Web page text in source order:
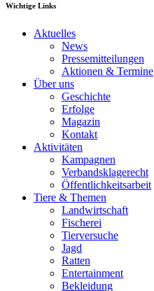
Wichtige Links
Aktuelles
News
Pressemitteilungen
Aktionen & Termine
Über uns
Geschichte
Erfolge
Magazin
Kontakt
Aktivitäten
Kampagnen
Verbandsklagerecht
Öffentlichkeitsarbeit
Tiere & Themen
Landwirtschaft
Fischerei
Tierversuche
Jagd
Ratten
Entertainment
Bekleidung